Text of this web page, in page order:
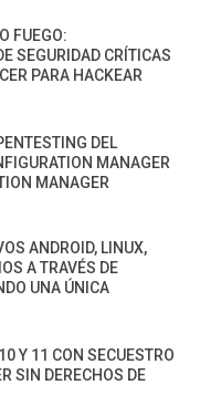
FUEGO:
SEGURIDAD CRÍTICAS
PARA HACKEAR
DEL
MANAGER
MANAGER
ANDROID, LINUX,
A TRAVÉS DE
UNA ÚNICA
Y 11 CON SECUESTRO
SIN DERECHOS DE